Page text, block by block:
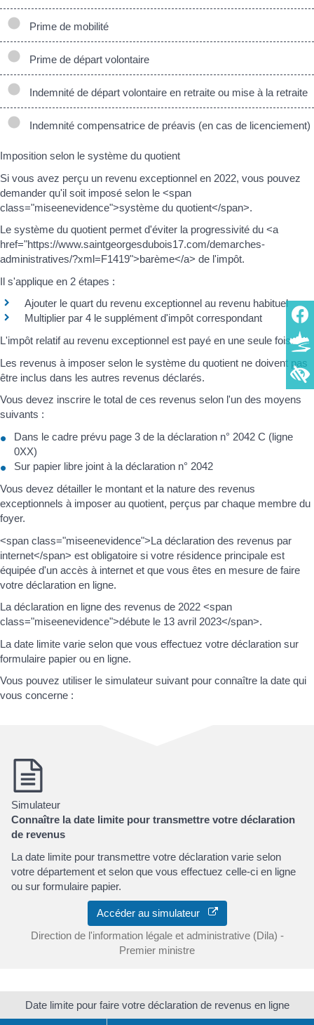
Prime de mobilité
Prime de départ volontaire
Indemnité de départ volontaire en retraite ou mise à la retraite
Indemnité compensatrice de préavis (en cas de licenciement)
Imposition selon le système du quotient
Si vous avez perçu un revenu exceptionnel en 2022, vous pouvez
demander qu'il soit imposé selon le <span
class="miseenevidence">système du quotient</span>.
Le système du quotient permet d'éviter la progressivité du <a
href="https://www.saintgeorgesdubois17.com/demarches-
administratives/?xml=F1419">barème</a> de l'impôt.
Il s'applique en 2 étapes :
Ajouter le quart du revenu exceptionnel au revenu habituel
Multiplier par 4 le supplément d'impôt correspondant
L'impôt relatif au revenu exceptionnel est payé en une seule fois.
Les revenus à imposer selon le système du quotient ne doivent pas
être inclus dans les autres revenus déclarés.
Vous devez inscrire le total de ces revenus selon l'un des moyens
suivants :
Dans le cadre prévu page 3 de la déclaration n° 2042 C (ligne
0XX)
Sur papier libre joint à la déclaration n° 2042
Vous devez détailler le montant et la nature des revenus
exceptionnels à imposer au quotient, perçus par chaque membre du
foyer.
<span class="miseenevidence">La déclaration des revenus par
internet</span> est obligatoire si votre résidence principale est
équipée d'un accès à internet et que vous êtes en mesure de faire
votre déclaration en ligne.
La déclaration en ligne des revenus de 2022 <span
class="miseenevidence">débute le 13 avril 2023</span>.
La date limite varie selon que vous effectuez votre déclaration sur
formulaire papier ou en ligne.
Vous pouvez utiliser le simulateur suivant pour connaître la date qui
vous concerne :
Simulateur
Connaître la date limite pour transmettre votre déclaration
de revenus
La date limite pour transmettre votre déclaration varie selon
votre département et selon que vous effectuez celle-ci en ligne
ou sur formulaire papier.
Accéder au simulateur
Direction de l'information légale et administrative (Dila) -
Premier ministre
Date limite pour faire votre déclaration de revenus en ligne